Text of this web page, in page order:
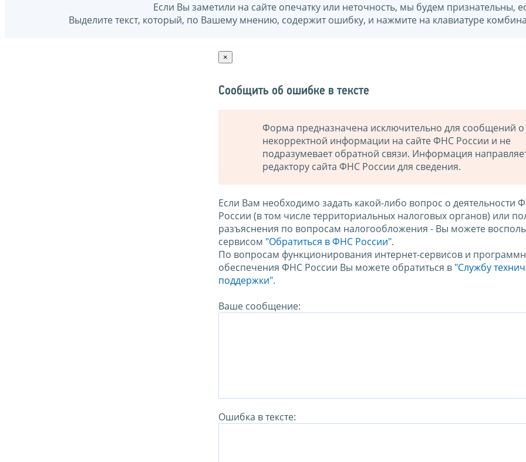
Если Вы заметили на сайте опечатку или неточность, мы будем признательны,
Выделите текст, который, по Вашему мнению, содержит ошибку, и нажмите на клавиатуре
×
Сообщить об ошибке в тексте
Форма предназначена исключительно для сообщений о
некорректной информации на сайте ФНС России и не
подразумевает обратной связи. Информация
редактору сайта ФНС России для сведения.
Если Вам необходимо задать какой-либо вопрос о деятельности
России (в том числе территориальных налоговых органов) или
разъяснения по вопросам налогообложения - Вы можете
сервисом "Обратиться в ФНС России".
По вопросам функционирования интернет-сервисов и
обеспечения ФНС России Вы можете обратиться в "Службу
поддержки".
Ваше сообщение:
Ошибка в тексте: